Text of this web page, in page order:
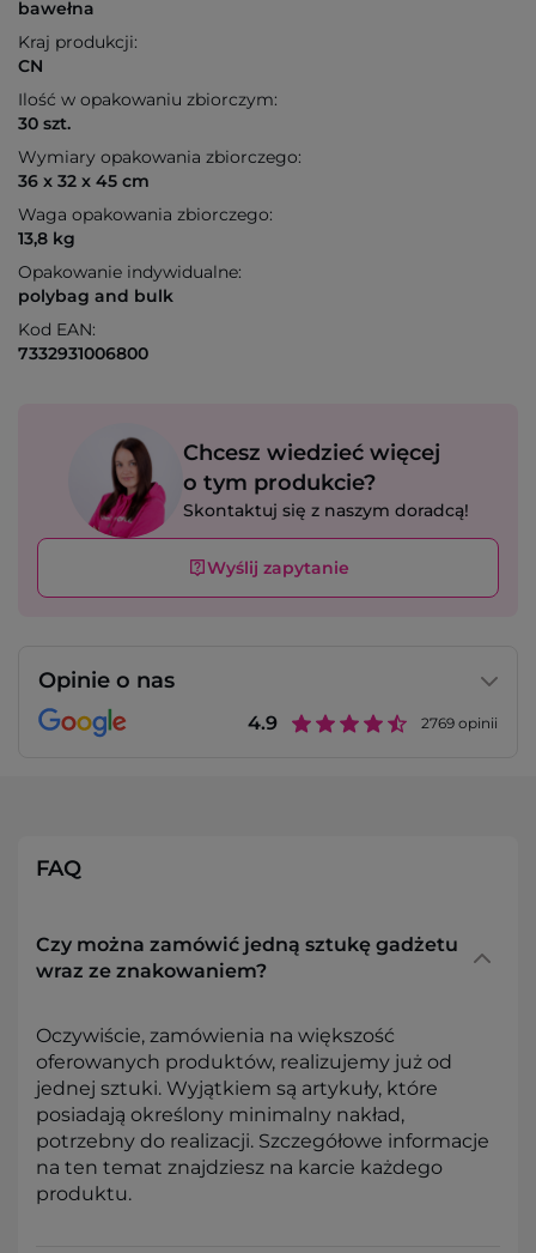
bawełna
Kraj produkcji:
CN
Ilość w opakowaniu zbiorczym:
30 szt.
Wymiary opakowania zbiorczego:
36 x 32 x 45 cm
Waga opakowania zbiorczego:
13,8 kg
Opakowanie indywidualne:
polybag and bulk
Kod EAN:
7332931006800
Chcesz wiedzieć więcej
o tym produkcie?
Skontaktuj się z naszym doradcą!
Wyślij zapytanie
Opinie o nas
4.9 2769 opinii
FAQ
Czy można zamówić jedną sztukę gadżetu
wraz ze znakowaniem?
Oczywiście, zamówienia na większość
oferowanych produktów, realizujemy już od
jednej sztuki. Wyjątkiem są artykuły, które
posiadają określony minimalny nakład,
potrzebny do realizacji. Szczegółowe informacje
na ten temat znajdziesz na karcie każdego
produktu.